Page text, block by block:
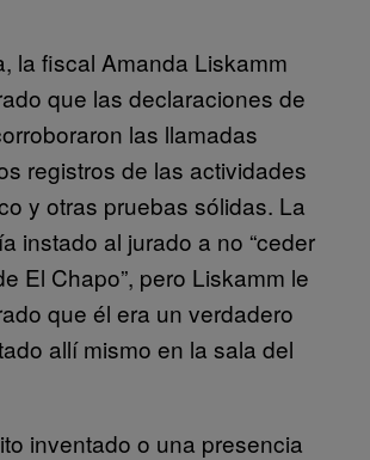
la fiscal Amanda Liskamm
que las declaraciones de
las llamadas
registros de las actividades
y otras pruebas sólidas. La
instado al jurado a no “ceder
El Chapo”, pero Liskamm le
que él era un verdadero
allí mismo en la sala del
inventado o una presencia